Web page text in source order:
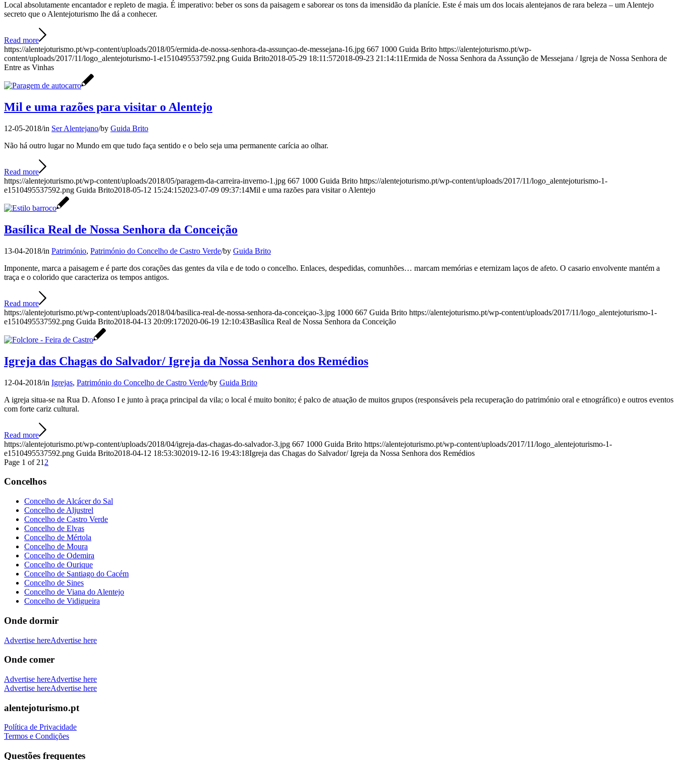
Local absolutamente encantador e repleto de magia. É imperativo: beber os sons da paisagem e saborear os tons da imensidão da planície. Este é mais um dos locais alentejanos de rara beleza – um Alentejo
secreto que o Alentejoturismo lhe dá a conhecer.
Read more
https://alentejoturismo.pt/wp-content/uploads/2018/05/ermida-de-nossa-senhora-da-assunçao-de-messejana-16.jpg 667 1000 Guida Brito https://alentejoturismo.pt/wp-
content/uploads/2017/11/logo_alentejoturismo-1-e1510495537592.png Guida Brito2018-05-29 18:11:572018-09-23 21:14:11Ermida de Nossa Senhora da Assunção de Messejana / Igreja de Nossa Senhora de
Entre as Vinhas
Mil e uma razões para visitar o Alentejo
12-05-2018/in Ser Alentejano/by Guida Brito
Não há outro lugar no Mundo em que tudo faça sentido e o belo seja uma permanente carícia ao olhar.
Read more
https://alentejoturismo.pt/wp-content/uploads/2018/05/paragem-da-carreira-inverno-1.jpg 667 1000 Guida Brito https://alentejoturismo.pt/wp-content/uploads/2017/11/logo_alentejoturismo-1-
e1510495537592.png Guida Brito2018-05-12 15:24:152023-07-09 09:37:14Mil e uma razões para visitar o Alentejo
Basílica Real de Nossa Senhora da Conceição
13-04-2018/in Património, Património do Concelho de Castro Verde/by Guida Brito
Imponente, marca a paisagem e é parte dos corações das gentes da vila e de todo o concelho. Enlaces, despedidas, comunhões… marcam memórias e eternizam laços de afeto. O casario envolvente mantém a
traça e o colorido que caracteriza os tempos antigos.
Read more
https://alentejoturismo.pt/wp-content/uploads/2018/04/basilica-real-de-nossa-senhora-da-conceiçao-3.jpg 1000 667 Guida Brito https://alentejoturismo.pt/wp-content/uploads/2017/11/logo_alentejoturismo-1-
e1510495537592.png Guida Brito2018-04-13 20:09:172020-06-19 12:10:43Basílica Real de Nossa Senhora da Conceição
Igreja das Chagas do Salvador/ Igreja da Nossa Senhora dos Remédios
12-04-2018/in Igrejas, Património do Concelho de Castro Verde/by Guida Brito
A igreja situa-se na Rua D. Afonso I e junto à praça principal da vila; o local é muito bonito; é palco de atuação de muitos grupos (responsáveis pela recuperação do património oral e etnográfico) e outros eventos
com forte cariz cultural.
Read more
https://alentejoturismo.pt/wp-content/uploads/2018/04/igreja-das-chagas-do-salvador-3.jpg 667 1000 Guida Brito https://alentejoturismo.pt/wp-content/uploads/2017/11/logo_alentejoturismo-1-
e1510495537592.png Guida Brito2018-04-12 18:53:302019-12-16 19:43:18Igreja das Chagas do Salvador/ Igreja da Nossa Senhora dos Remédios
Page 1 of 21 2
Concelhos
Concelho de Alcácer do Sal
Concelho de Aljustrel
Concelho de Castro Verde
Concelho de Elvas
Concelho de Mértola
Concelho de Moura
Concelho de Odemira
Concelho de Ourique
Concelho de Santiago do Cacém
Concelho de Sines
Concelho de Viana do Alentejo
Concelho de Vidigueira
Onde dormir
Advertise hereAdvertise here
Onde comer
Advertise hereAdvertise here
Advertise hereAdvertise here
alentejoturismo.pt
Política de Privacidade
Termos e Condições
Questões frequentes